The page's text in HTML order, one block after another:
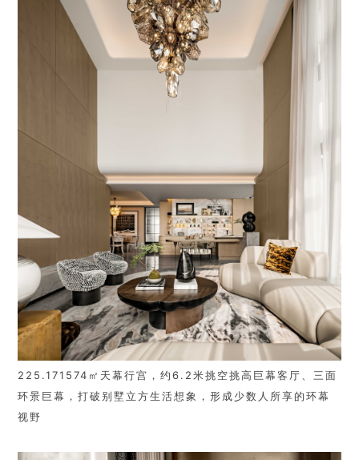
225.171574㎡天幕行宫，约6.2米挑空挑高巨幕客厅、三面
环景巨幕，打破别墅立方生活想象，形成少数人所享的环幕
视野